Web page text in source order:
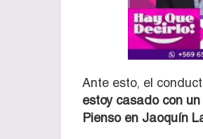
Ante esto, el
estoy casado con
Pienso en Jaoquín